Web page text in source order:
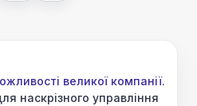
великої компанії.
наскрізного управління